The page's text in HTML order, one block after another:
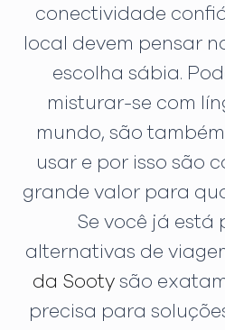
conectividade
local devem pensar
escolha sábia.
misturar-se com
mundo, são
usar e por isso são
grande valor para
Se você já está
alternativas de
da Sootysão
precisa para